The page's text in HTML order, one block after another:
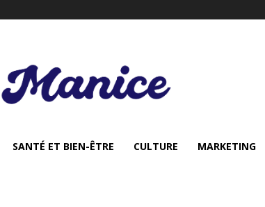
SANTÉ ET BIEN-ÊTRE CULTURE MARKETING